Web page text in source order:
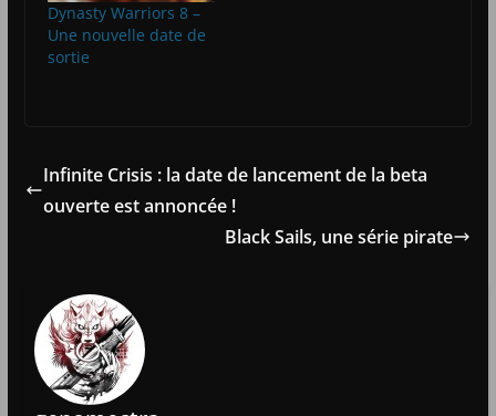
Dynasty Warriors 8 –
Une nouvelle date de
sortie
Infinite Crisis : la date de lancement de la beta
ouverte est annoncée !
Black Sails, une série pirate